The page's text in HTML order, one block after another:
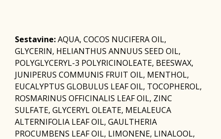
Sestavine:AQUA, COCOS NUCIFERA OIL,
GLYCERIN, HELIANTHUS ANNUUS SEED OIL,
POLYGLYCERYL-3 POLYRICINOLEATE, BEESWAX,
JUNIPERUS COMMUNIS FRUIT OIL, MENTHOL,
EUCALYPTUS GLOBULUS LEAF OIL, TOCOPHEROL,
ROSMARINUS OFFICINALIS LEAF OIL, ZINC
SULFATE, GLYCERYL OLEATE, MELALEUCA
ALTERNIFOLIA LEAF OIL, GAULTHERIA
PROCUMBENS LEAF OIL, LIMONENE, LINALOOL,